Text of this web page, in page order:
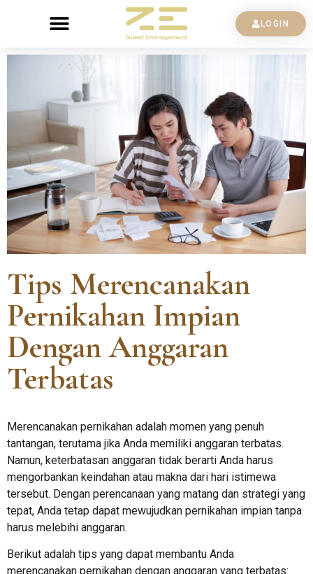
LOGIN
Tips Merencanakan
Pernikahan Impian
Dengan Anggaran
Terbatas
Merencanakan pernikahan adalah momen yang penuh
tantangan, terutama jika Anda memiliki anggaran terbatas.
Namun, keterbatasan anggaran tidak berarti Anda harus
mengorbankan keindahan atau makna dari hari istimewa
tersebut. Dengan perencanaan yang matang dan strategi yang
tepat, Anda tetap dapat mewujudkan pernikahan impian tanpa
harus melebihi anggaran.
Berikut adalah tips yang dapat membantu Anda
merencanakan pernikahan dengan anggaran yang terbatas: